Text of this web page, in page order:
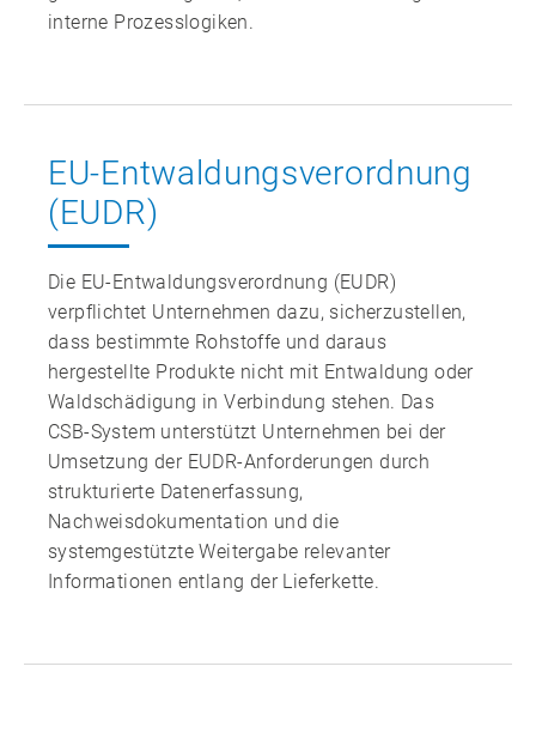
interne Prozesslogiken.
EU-Entwaldungs­verordnung
(EUDR)
Die EU‑Entwaldungsverordnung (EUDR)
verpflichtet Unternehmen dazu, sicherzustellen,
dass bestimmte Rohstoffe und daraus
hergestellte Produkte nicht mit Entwaldung oder
Waldschädigung in Verbindung stehen. Das
CSB‑System unterstützt Unternehmen bei der
Umsetzung der EUDR‑Anforderungen durch
strukturierte Datenerfassung,
Nachweisdokumentation und die
systemgestützte Weitergabe relevanter
Informationen entlang der Lieferkette.